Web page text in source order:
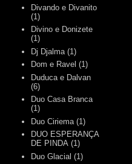
Divando e Divanito
(1)
Divino e Donizete
(1)
Dj Djalma (1)
Dom e Ravel (1)
Duduca e Dalvan
(6)
Duo Casa Branca
(1)
Duo Ciriema (1)
DUO ESPERANÇA
DE PINDA (1)
Duo Glacial (1)